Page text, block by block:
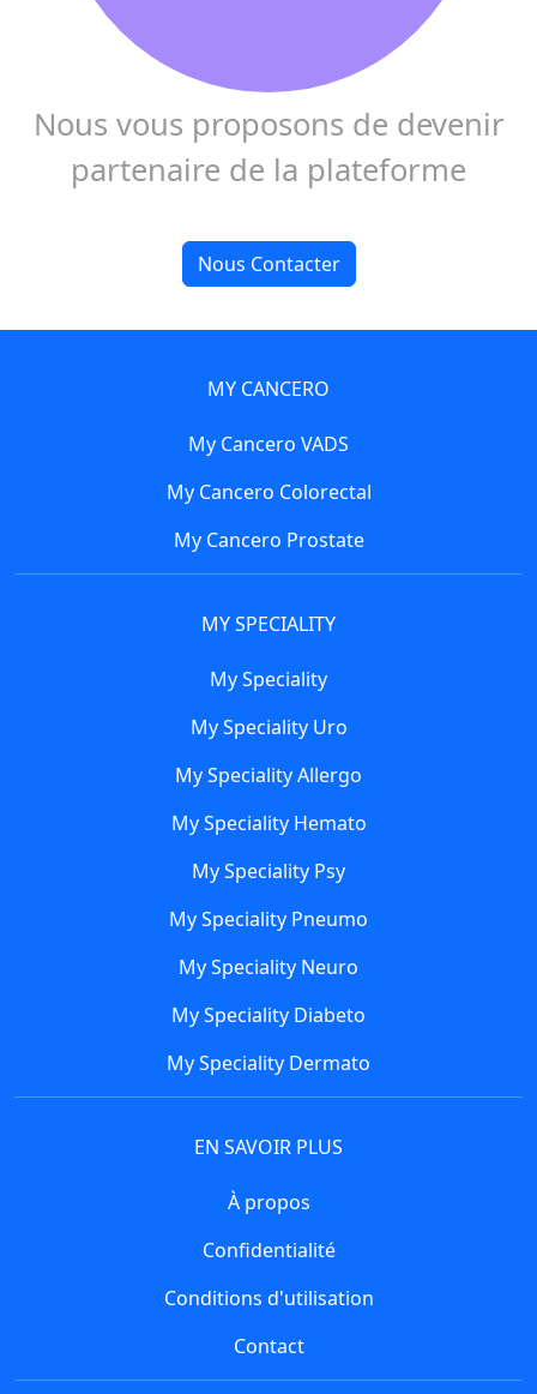
Nous vous proposons de devenir
partenaire de la plateforme
Nous Contacter
MY CANCERO
My Cancero VADS
My Cancero Colorectal
My Cancero Prostate
MY SPECIALITY
My Speciality
My Speciality Uro
My Speciality Allergo
My Speciality Hemato
My Speciality Psy
My Speciality Pneumo
My Speciality Neuro
My Speciality Diabeto
My Speciality Dermato
EN SAVOIR PLUS
À propos
Confidentialité
Conditions d'utilisation
Contact